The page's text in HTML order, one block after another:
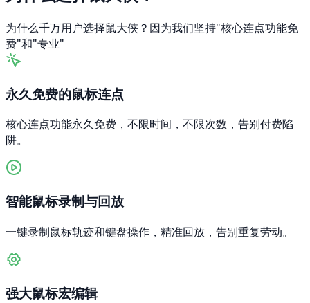
为什么千万用户选择鼠大侠？因为我们坚持"核心连点功能免
费"和"专业"
永久免费的鼠标连点
核心连点功能永久免费，不限时间，不限次数，告别付费陷
阱。
智能鼠标录制与回放
一键录制鼠标轨迹和键盘操作，精准回放，告别重复劳动。
强大鼠标宏编辑